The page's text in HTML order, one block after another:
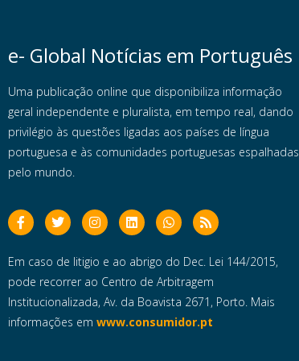
e- Global Notícias em Português
Uma publicação online que disponibiliza informação
geral independente e pluralista, em tempo real, dando
privilégio às questões ligadas aos países de língua
portuguesa e às comunidades portuguesas espalhadas
pelo mundo.
Em caso de litigio e ao abrigo do Dec. Lei 144/2015,
pode recorrer ao Centro de Arbitragem
Institucionalizada, Av. da Boavista 2671, Porto. Mais
informações em www.consumidor.pt